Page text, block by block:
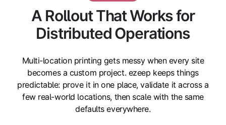
A Rollout That Works for
Distributed Operations
Multi-location printing gets messy when every site
becomes a custom project. ezeep keeps things
predictable: prove it in one place, validate it across a
few real-world locations, then scale with the same
defaults everywhere.